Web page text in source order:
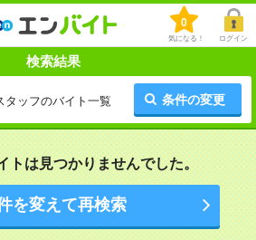
0
気になる！ ログイン
検索結果
タッフのバイト一覧 条件の変更
トは見つかりませんでした。
を変えて再検索